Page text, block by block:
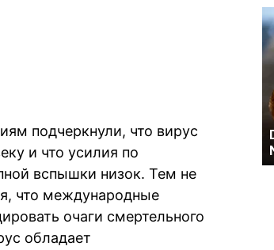
подчеркнули, что вирус
и что усилия по
вспышки низок. Тем не
что международные
очаги смертельного
обладает